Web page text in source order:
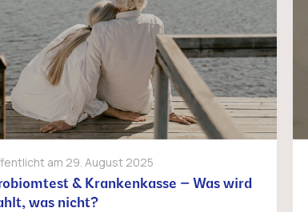
am 29. August 2025
& Krankenkasse – Was wird
was nicht?